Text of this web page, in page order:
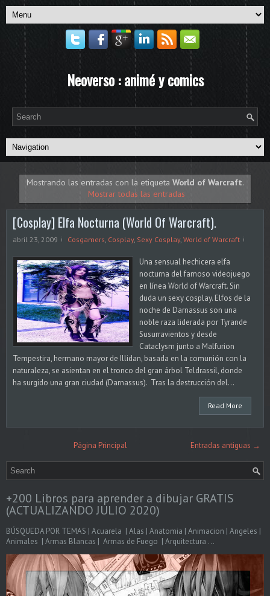
Neoverso : animé y comics
Mostrando las entradas con la etiqueta World of Warcraft.
Mostrar todas las entradas
[Cosplay] Elfa Nocturna (World Of Warcraft).
abril 23, 2009 Cosgamers Cosplay, Sexy Cosplay, World of Warcraft
Una sensual hechicera elfa
nocturna del famoso videojuego
en línea World of Warcraft. Sin
duda un sexy cosplay. Elfos de la
noche de Darnassus son una
noble raza liderada por Tyrande
Susurravientos y desde
Cataclysm junto a Malfurion
Tempestira, hermano mayor de Illidan, basada en la comunión con la
naturaleza, se asientan en el tronco del gran árbol Teldrassil, donde
ha surgido una gran ciudad (Darnassus). Tras la destrucción del...
Read More
Entradas antiguas →
Página Principal
+200 Libros para aprender a dibujar GRATIS
(ACTUALIZANDO JULIO 2020)
BÚSQUEDA POR TEMAS | Acuarela | Alas | Anatomia | Animacion | Angeles |
Animales | Armas Blancas | Armas de Fuego | Arquitectura ...